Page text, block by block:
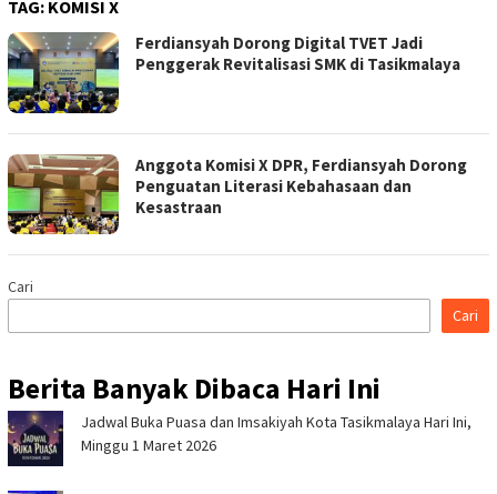
TAG: KOMISI X
Ferdiansyah Dorong Digital TVET Jadi
Penggerak Revitalisasi SMK di Tasikmalaya
Anggota Komisi X DPR, Ferdiansyah Dorong
Penguatan Literasi Kebahasaan dan
Kesastraan
Cari
Cari
Berita Banyak Dibaca Hari Ini
Jadwal Buka Puasa dan Imsakiyah Kota Tasikmalaya Hari Ini,
Minggu 1 Maret 2026